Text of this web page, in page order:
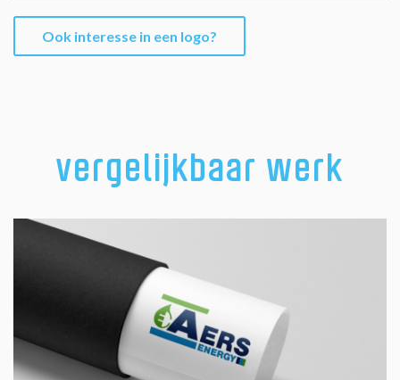
Ook interesse in een logo?
vergelijkbaar werk